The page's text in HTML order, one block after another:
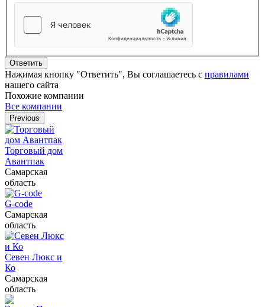
Ответить
Нажимая кнопку "Ответить", Вы соглашаетесь с правилами
нашего сайта
Похожие компании
Все компании
Previous
Торговый дом
Авантпак
Самарская
область
G-code
Самарская
область
Севен Люкс и
Ко
Самарская
область